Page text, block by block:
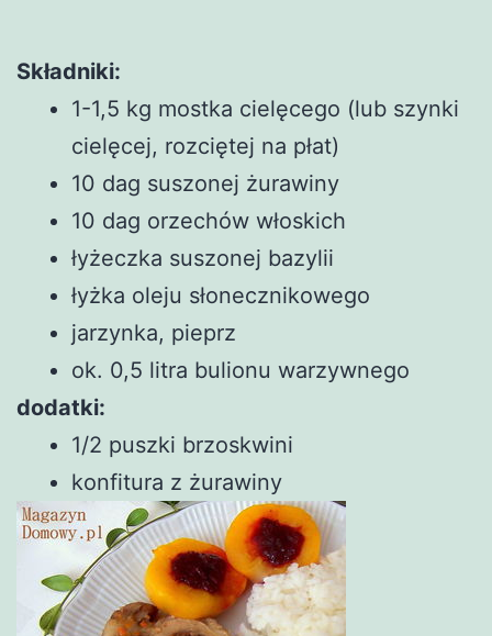
Składniki:
1-1,5 kg mostka cielęcego (lub szynki
cielęcej, rozciętej na płat)
10 dag suszonej żurawiny
10 dag orzechów włoskich
łyżeczka suszonej bazylii
łyżka oleju słonecznikowego
jarzynka, pieprz
ok. 0,5 litra bulionu warzywnego
dodatki:
1/2 puszki brzoskwini
konfitura z żurawiny